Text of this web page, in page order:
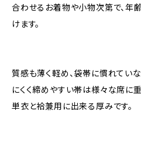
合わせるお着物や小物次第で、年
けます。
質感も薄く軽め、袋帯に慣れてい
にくく締めやすい帯は様々な席に
単衣と袷兼用に出来る厚みです。